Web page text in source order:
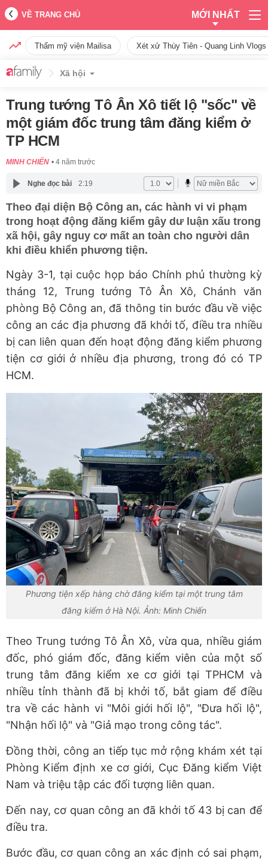
VỀ TRANG CHỦ MỚI NHẤT
Thẩm mỹ viện Mailisa Xét xử Thùy Tiên - Quang Linh
Xã hội
Trung tướng Tô Ân Xô tiết lộ "sốc" về
một giám đốc trung tâm đăng kiểm ở
TP HCM
MINH CHIẾN 4 năm trước
Nghe đọc bài 2:19
Theo đại diện Bộ Công an, các hành vi vi phạm
trong hoạt động đăng kiểm gây dư luận xấu trong
xã hội, gây nguy cơ mất an toàn cho người dân
khi điều khiển phương tiện.
Ngày 3-1, tại cuộc họp báo Chính phủ thường kỳ
tháng 12, Trung tướng Tô Ân Xô, Chánh văn
phòng Bộ Công an, đã thông tin bước đầu về việc
công an các địa phương đã khởi tố, điều tra nhiều
bị can liên quan đến hoạt động đăng kiểm phương
tiện cơ giới ở nhiều địa phương, trong đó có TP
HCM.
Phương tiện xếp hàng chờ đăng kiểm tại một trung tâm
đăng kiểm ở Hà Nội. Ảnh: Minh Chiến
Theo Trung tướng Tô Ân Xô, vừa qua, nhiều giám
đốc, phó giám đốc, đăng kiểm viên của một số
trung tâm đăng kiểm xe cơ giới tại TPHCM và
nhiều tỉnh thành đã bị khởi tố, bắt giam để điều
tra về các hành vi "Môi giới hối lộ", "Đưa hối lộ",
"Nhận hối lộ" và "Giả mạo trong công tác".
Đồng thời, công an tiếp tục mở rộng khám xét tại
Phòng Kiểm định xe cơ giới, Cục Đăng kiểm Việt
Nam và triệu tập các đối tượng liên quan.
Đến nay, cơ quan công an đã khởi tố 43 bị can để
điều tra.
Bước đầu, cơ quan công an xác định có sai phạm,